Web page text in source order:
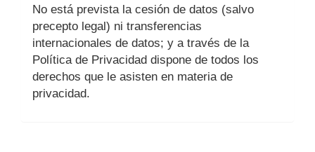
No está prevista la cesión de datos (salvo
precepto legal) ni transferencias
internacionales de datos; y a través de la
Política de Privacidad dispone de todos los
derechos que le asisten en materia de
privacidad.